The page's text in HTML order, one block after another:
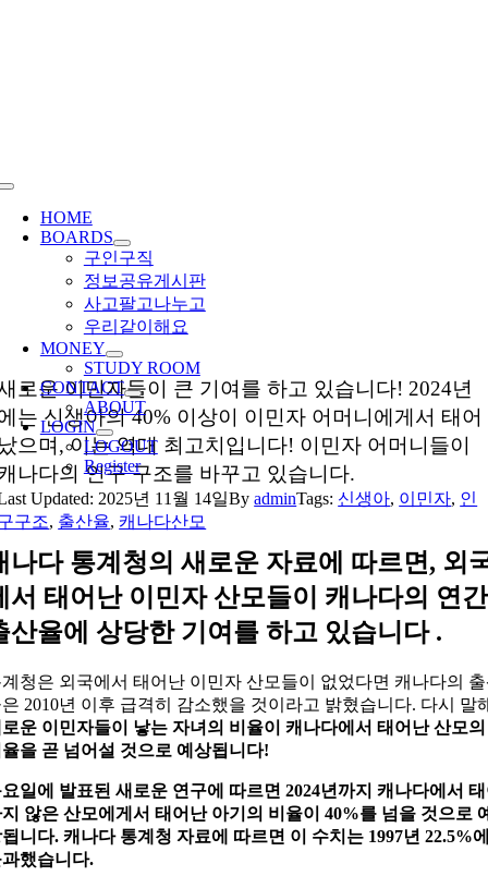
Toggle
Navigation
HOME
BOARDS
구인구직
정보공유게시판
사고팔고나누고
우리같이해요
MONEY
STUDY ROOM
CONTACT
ABOUT
LOGIN
LOGOUT
Register
로운 이민자들이 큰 기여를 하고 있습니다! 2024년
는 신생아의 40% 이상이 이민자 어머니에게서 태어
으며, 이는 역대 최고치입니다! 이민자 어머니들이
나다의 인구 구조를 바꾸고 있습니다.
Updated: 2025년 11월 14일ByadminTags: 신생아, 이민자, 인
구조, 출산율, 캐나다산모
나다 통계청의 새로운 자료에 따르면, 외
서 태어난 이민자 산모들이 캐나다의 연간
산율에 상당한 기여를 하고 있습니다 .
청은 외국에서 태어난 이민자 산모들이 없었다면 캐나다의
2010년 이후 급격히 감소했을 것이라고 밝혔습니다. 다시 말
운 이민자들이 낳는 자녀의 비율이 캐나다에서 태어난 산모의
을 곧 넘어설 것으로 예상됩니다!
일에 발표된 새로운 연구에 따르면 2024년까지 캐나다에서
않은 산모에게서 태어난 아기의 비율이 40%를 넘을 것으로
니다. 캐나다 통계청 자료에 따르면 이 수치는 1997년 22.5%
했습니다.